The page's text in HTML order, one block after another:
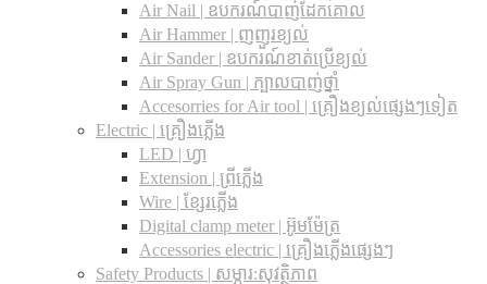
Air Nail | ឧបករណ៍បាញ់ដែកគោល
Air Hammer | ញញួរខ្យល់
Air Sander | ឧបករណ៍ខាត់ប្រើខ្យល់
Air Spray Gun | ក្បាលបាញ់ថ្នាំ
Accesorries for Air tool | គ្រឿងខ្យល់ផ្សេងៗទៀត
Electric | គ្រឿងភ្លើង
LED | ហ្វា
Extension | ព្រីភ្លើង
Wire | ខ្សែរភ្លើង
Digital clamp meter | អ៊ូមម៉ែត្រ
Accessories electric | គ្រឿងភ្លើងផ្សេងៗ
Safety Products | សម្ភារ:សុវត្ថិភាព